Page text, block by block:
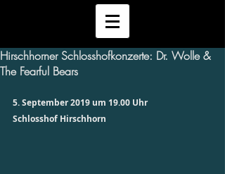
Hirschhorner Schlosshofkonzerte: Dr. Wolle &
The Fearful Bears
5. September 2019 um 19.00 Uhr
Schlosshof Hirschhorn